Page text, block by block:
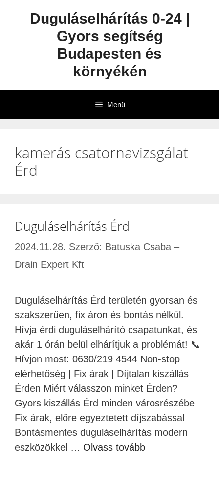
Duguláselhárítás 0-24 |
Gyors segítség
Budapesten és
környékén
Menü
kamerás csatornavizsgálat
Érd
Duguláselhárítás Érd
2024.11.28. Szerző: Batuska Csaba –
Drain Expert Kft
Duguláselhárítás Érd területén gyorsan és
szakszerűen, fix áron és bontás nélkül.
Hívja érdi duguláselhárító csapatunkat, és
akár 1 órán belül elhárítjuk a problémát! 📞
Hívjon most: 0630/219 4544 Non-stop
elérhetőség | Fix árak | Díjtalan kiszállás
Érden Miért válasszon minket Érden?
Gyors kiszállás Érd minden városrészébe
Fix árak, előre egyeztetett díjszabással
Bontásmentes duguláselhárítás modern
eszközökkel … Olvass tovább